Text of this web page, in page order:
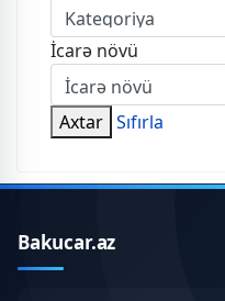
İcarə növü
Axtar Sıfırla
Bakucar.az